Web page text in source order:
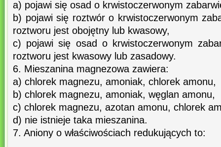
a) pojawi się osad o krwistoczerwonym
b) pojawi się roztwór o krwistoczerwonym
roztworu jest obojętny lub kwasowy,
c) pojawi się osad o krwistoczerwonym
roztworu jest kwasowy lub zasadowy.
6. Mieszanina magnezowa zawiera:
a) chlorek magnezu, amoniak, chlorek amonu,
b) chlorek magnezu, amoniak, węglan amonu,
c) chlorek magnezu, azotan amonu, chlorek
d) nie istnieje taka mieszanina.
7. Aniony o właściwościach redukujących to: